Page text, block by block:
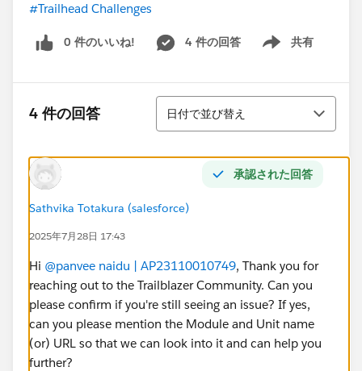
#Trailhead Challenges
0 件のいいね! 4 件の回答 共有
Show menu
4 件の回答
並び替え
日付で並び替え
承認された回答
Sathvika Totakura (salesforce)
2025年7月28日 17:43
Hi @panvee naidu | AP23110010749, Thank you for
reaching out to the Trailblazer Community. Can you
please confirm if you're still seeing an issue? If yes,
can you please mention the Module and Unit name
(or) URL so that we can look into it and can help you
further?